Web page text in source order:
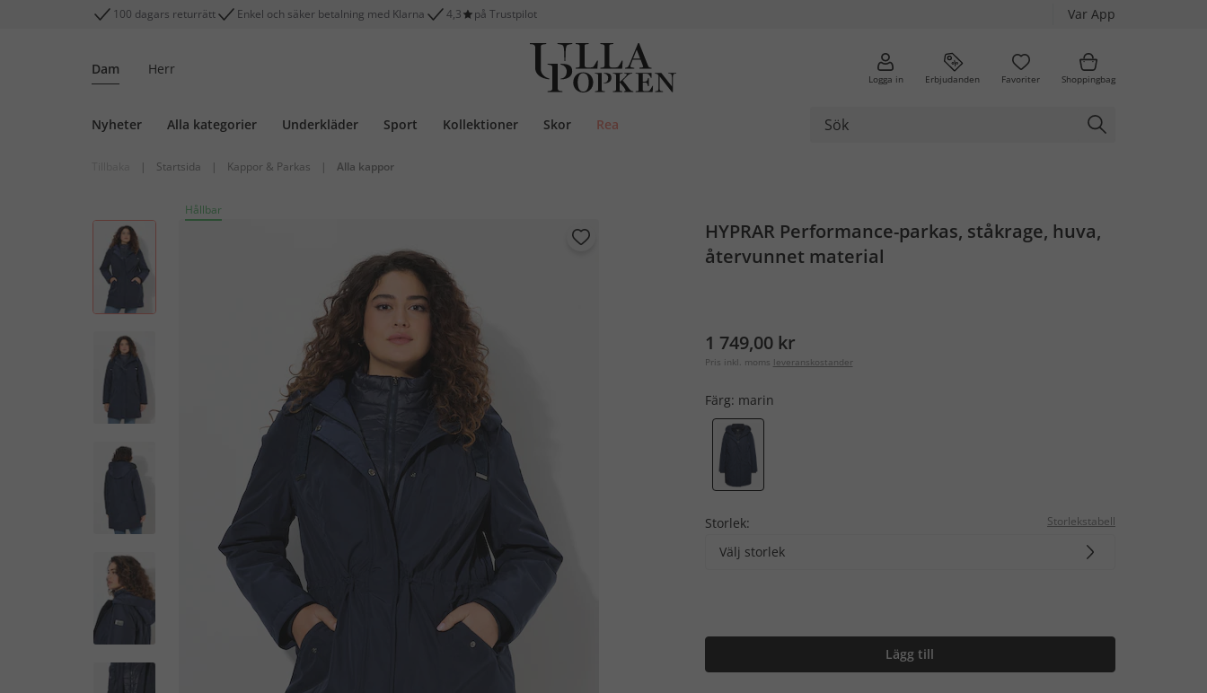
100 dagars returrätt Enkel och säker betalning med Klarna 4,3 på Trustpilot Var App
Dam Herr
Logga in Erbjudanden Favoriter Shoppingbag
Nyheter Alla kategorier Underkläder Sport Kollektioner Skor Rea
| Startsida | Kappor & Parkas | Alla kappor
Hållbar
HYPRAR Performance-parkas, ståkrage, huva,
återvunnet material
1 749,00 kr
Pris inkl. moms leveranskostander
Färg: marin
Storlek: Storlekstabell
Välj storlek
Lägg till